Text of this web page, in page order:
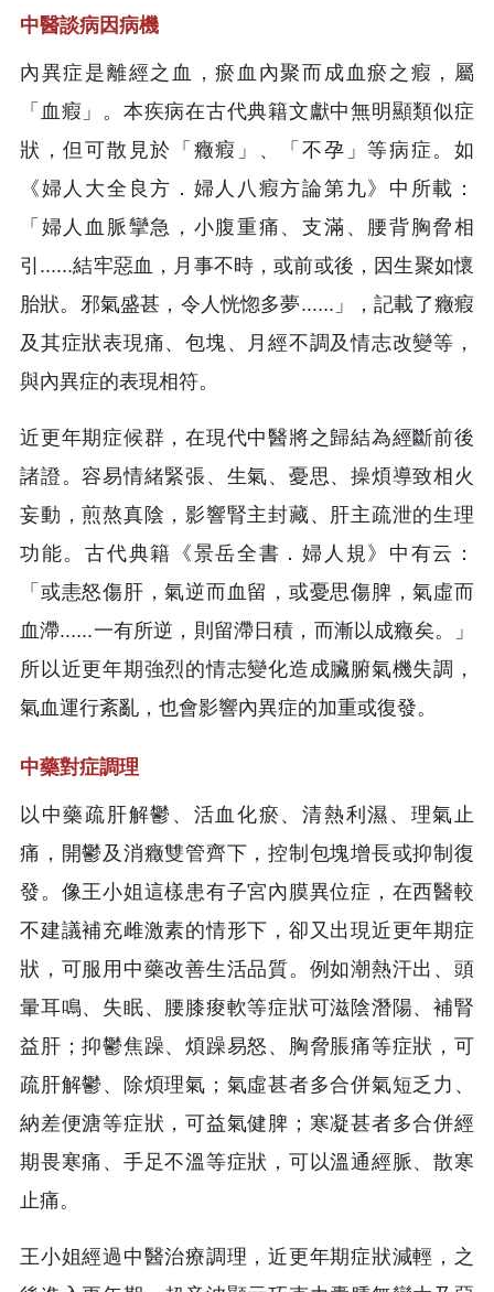
中醫談病因病機
內異症是離經之血，瘀血內聚而成血瘀之瘕，屬
「血瘕」。本疾病在古代典籍文獻中無明顯類似症
狀，但可散見於「癥瘕」、「不孕」等病症。如
《婦人大全良方．婦人八瘕方論第九》中所載：
「婦人血脈攣急，小腹重痛、支滿、腰背胸脅相
引......結牢惡血，月事不時，或前或後，因生聚如懷
胎狀。邪氣盛甚，令人恍惚多夢......」，記載了癥瘕
及其症狀表現痛、包塊、月經不調及情志改變等，
與內異症的表現相符。
近更年期症候群，在現代中醫將之歸結為經斷前後
諸證。容易情緒緊張、生氣、憂思、操煩導致相火
妄動，煎熬真陰，影響腎主封藏、肝主疏泄的生理
功能。古代典籍《景岳全書．婦人規》中有云：
「或恚怒傷肝，氣逆而血留，或憂思傷脾，氣虛而
血滯......一有所逆，則留滯日積，而漸以成癥矣。」
所以近更年期強烈的情志變化造成臟腑氣機失調，
氣血運行紊亂，也會影響內異症的加重或復發。
中藥對症調理
以中藥疏肝解鬱、活血化瘀、清熱利濕、理氣止
痛，開鬱及消癥雙管齊下，控制包塊增長或抑制復
發。像王小姐這樣患有子宮內膜異位症，在西醫較
不建議補充雌激素的情形下，卻又出現近更年期症
狀，可服用中藥改善生活品質。例如潮熱汗出、頭
暈耳鳴、失眠、腰膝痠軟等症狀可滋陰潛陽、補腎
益肝；抑鬱焦躁、煩躁易怒、胸脅脹痛等症狀，可
疏肝解鬱、除煩理氣；氣虛甚者多合併氣短乏力、
納差便溏等症狀，可益氣健脾；寒凝甚者多合併經
期畏寒痛、手足不溫等症狀，可以溫通經脈、散寒
止痛。
王小姐經過中醫治療調理，近更年期症狀減輕，之